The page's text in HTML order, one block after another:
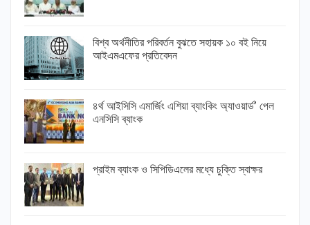
বিশ্ব অর্থনীতির পরিবর্তন বুঝতে সহায়ক ১০ বই নিয়ে
আইএমএফের প্রতিবেদন
৪র্থ আইসিসি এমার্জিং এশিয়া ব্যাংকিং অ্যাওয়ার্ড’ পেল
এনসিসি ব্যাংক
প্রাইম ব্যাংক ও সিপিডিএলের মধ্যে চুক্তি স্বাক্ষর